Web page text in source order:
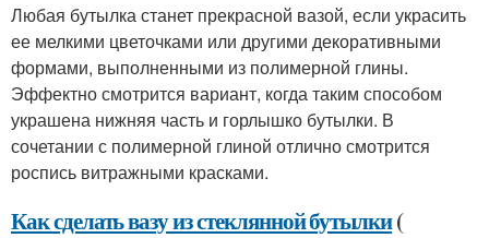
Любая бутылка станет прекрасной вазой, если украсить
ее мелкими цветочками или другими декоративными
формами, выполненными из полимерной глины.
Эффектно смотрится вариант, когда таким способом
украшена нижняя часть и горлышко бутылки. В
сочетании с полимерной глиной отлично смотрится
роспись витражными красками.
Как сделать вазу из стеклянной бутылки(